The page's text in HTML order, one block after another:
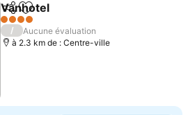
PartagerAjouter à mes favoris
Vanhotel
4 Étoiles
/
Aucune évaluation
à 2.3 km de : Centre-ville